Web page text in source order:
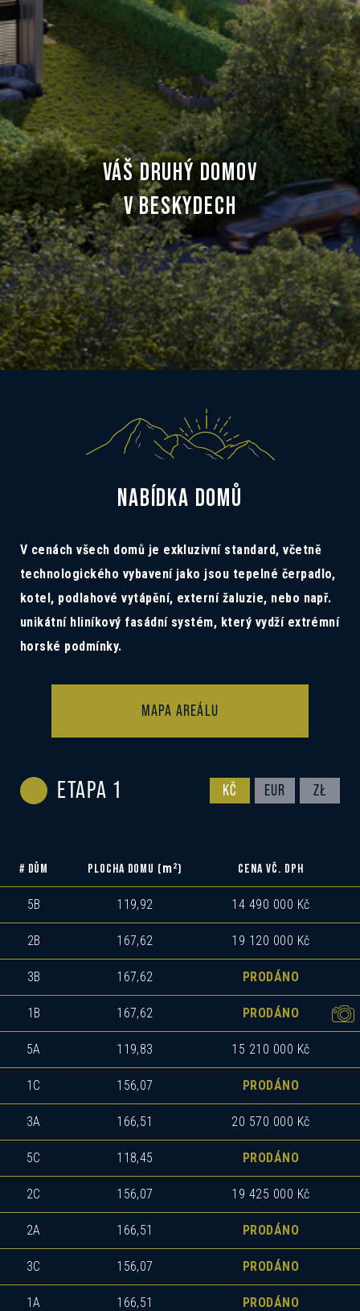
VÁŠ DRUHÝ DOMOV
V BESKYDECH
NABÍDKA DOMŮ
V cenách všech domů je exkluzivní standard, včetně
technologického vybavení jako jsou tepelné čerpadlo,
kotel, podlahové vytápění, externí žaluzie, nebo např.
unikátní hliníkový fasádní systém, který vydží extrémní
horské podmínky.
MAPA AREÁLU
ETAPA 1 KČ EUR ZŁ
# DŮM PLOCHA DOMU (m2) CENA VČ. DPH
5B 119,92 14 490 000 Kč
2B 167,62 19 120 000 Kč
3B 167,62 PRODÁNO
1B 167,62 PRODÁNO
5A 119,83 15 210 000 Kč
1C 156,07 PRODÁNO
3A 166,51 20 570 000 Kč
5C 118,45 PRODÁNO
2C 156,07 19 425 000 Kč
2A 166,51 PRODÁNO
3C 156,07 PRODÁNO
1A 166,51 PRODÁNO